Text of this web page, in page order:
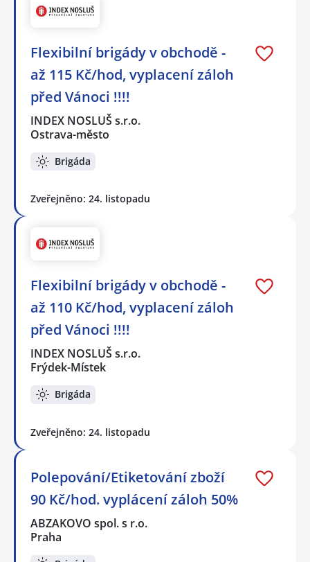
Flexibilní brigády v obchodě -
až 115 Kč/hod, vyplacení záloh
před Vánoci !!!!
INDEX NOSLUŠ s.r.o.
Ostrava-město
Brigáda
Zveřejněno: 24. listopadu
Flexibilní brigády v obchodě -
až 110 Kč/hod, vyplacení záloh
před Vánoci !!!!
INDEX NOSLUŠ s.r.o.
Frýdek-Místek
Brigáda
Zveřejněno: 24. listopadu
Polepování/Etiketování zboží
90 Kč/hod. vyplácení záloh 50%
ABZAKOVO spol. s r.o.
Praha